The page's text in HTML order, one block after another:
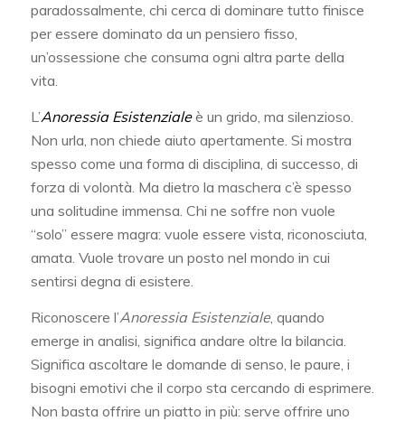
paradossalmente, chi cerca di dominare tutto finisce
per essere dominato da un pensiero fisso,
un’ossessione che consuma ogni altra parte della
vita.
L’Anoressia Esistenzialeè un grido, ma silenzioso.
Non urla, non chiede aiuto apertamente. Si mostra
spesso come una forma di disciplina, di successo, di
forza di volontà. Ma dietro la maschera c’è spesso
una solitudine immensa. Chi ne soffre non vuole
“solo” essere magra: vuole essere vista, riconosciuta,
amata. Vuole trovare un posto nel mondo in cui
sentirsi degna di esistere.
Riconoscere l’Anoressia Esistenziale, quando
emerge in analisi, significa andare oltre la bilancia.
Significa ascoltare le domande di senso, le paure, i
bisogni emotivi che il corpo sta cercando di esprimere.
Non basta offrire un piatto in più: serve offrire uno